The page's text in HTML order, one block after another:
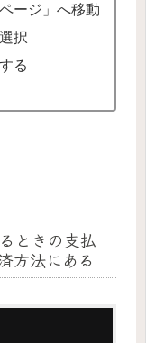
ージ」へ移動
択
る
ときの支払
方法にある